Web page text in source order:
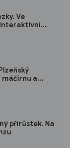
Ve
a
přírůstek. Na